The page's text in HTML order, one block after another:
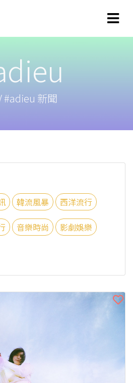
#adieu 新聞
韓流風暴 西洋流行
音樂時尚 影劇娛樂